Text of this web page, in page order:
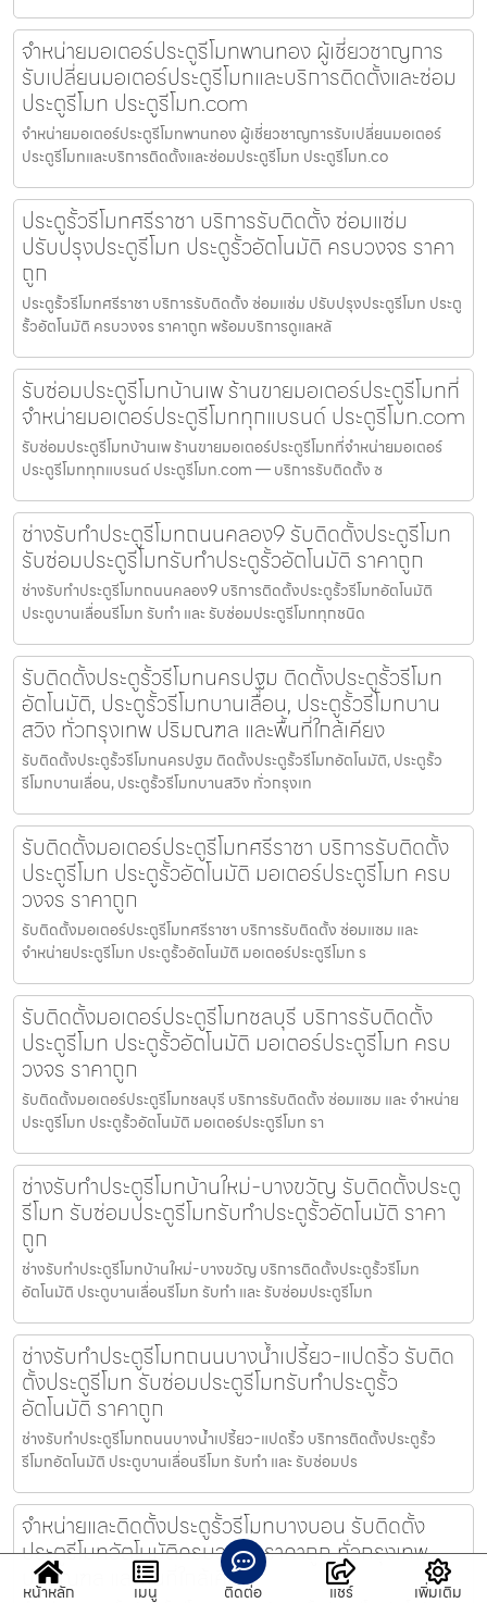
จำหน่ายมอเตอร์ประตูรีโมทพานทอง ผู้เชี่ยวชาญการ
รับเปลี่ยนมอเตอร์ประตูรีโมทและบริการติดตั้งและซ่อม
ประตูรีโมท ประตูรีโมท.com
จำหน่ายมอเตอร์ประตูรีโมทพานทอง ผู้เชี่ยวชาญการรับเปลี่ยนมอเตอร์
ประตูรีโมทและบริการติดตั้งและซ่อมประตูรีโมท ประตูรีโมท.co
ประตูรั้วรีโมทศรีราชา บริการรับติดตั้ง ซ่อมแซ่ม
ปรับปรุงประตูรีโมท ประตูรั้วอัตโนมัติ ครบวงจร ราคา
ถูก
ประตูรั้วรีโมทศรีราชา บริการรับติดตั้ง ซ่อมแซ่ม ปรับปรุงประตูรีโมท ประตู
รั้วอัตโนมัติ ครบวงจร ราคาถูก พร้อมบริการดูแลหลั
รับซ่อมประตูรีโมทบ้านเพ ร้านขายมอเตอร์ประตูรีโมทที่
จำหน่ายมอเตอร์ประตูรีโมททุกแบรนด์ ประตูรีโมท.com
รับซ่อมประตูรีโมทบ้านเพ ร้านขายมอเตอร์ประตูรีโมทที่จำหน่ายมอเตอร์
ประตูรีโมททุกแบรนด์ ประตูรีโมท.com — บริการรับติดตั้ง ซ
ช่างรับทำประตูรีโมทถนนคลอง9 รับติดตั้งประตูรีโมท
รับซ่อมประตูรีโมทรับทำประตูรั้วอัตโนมัติ ราคาถูก
ช่างรับทำประตูรีโมทถนนคลอง9 บริการติดตั้งประตูรั้วรีโมทอัตโนมัติ
ประตูบานเลื่อนรีโมท รับทำ และ รับซ่อมประตูรีโมททุกชนิด
รับติดตั้งประตูรั้วรีโมทนครปฐม ติดตั้งประตูรั้วรีโมท
อัตโนมัติ, ประตูรั้วรีโมทบานเลื่อน, ประตูรั้วรีโมทบาน
สวิง ทั่วกรุงเทพ ปริมณฑล และพื้นที่ใกล้เคียง
รับติดตั้งประตูรั้วรีโมทนครปฐม ติดตั้งประตูรั้วรีโมทอัตโนมัติ, ประตูรั้ว
รีโมทบานเลื่อน, ประตูรั้วรีโมทบานสวิง ทั่วกรุงเท
รับติดตั้งมอเตอร์ประตูรีโมทศรีราชา บริการรับติดตั้ง
ประตูรีโมท ประตูรั้วอัตโนมัติ มอเตอร์ประตูรีโมท ครบ
วงจร ราคาถูก
รับติดตั้งมอเตอร์ประตูรีโมทศรีราชา บริการรับติดตั้ง ซ่อมแซม และ
จำหน่ายประตูรีโมท ประตูรั้วอัตโนมัติ มอเตอร์ประตูรีโมท ร
รับติดตั้งมอเตอร์ประตูรีโมทชลบุรี บริการรับติดตั้ง
ประตูรีโมท ประตูรั้วอัตโนมัติ มอเตอร์ประตูรีโมท ครบ
วงจร ราคาถูก
รับติดตั้งมอเตอร์ประตูรีโมทชลบุรี บริการรับติดตั้ง ซ่อมแซม และ จำหน่าย
ประตูรีโมท ประตูรั้วอัตโนมัติ มอเตอร์ประตูรีโมท รา
ช่างรับทำประตูรีโมทบ้านใหม่-บางขวัญ รับติดตั้งประตู
รีโมท รับซ่อมประตูรีโมทรับทำประตูรั้วอัตโนมัติ ราคา
ถูก
ช่างรับทำประตูรีโมทบ้านใหม่-บางขวัญ บริการติดตั้งประตูรั้วรีโมท
อัตโนมัติ ประตูบานเลื่อนรีโมท รับทำ และ รับซ่อมประตูรีโมท
ช่างรับทำประตูรีโมทถนนบางน้ำเปรี้ยว-แปดริ้ว รับติด
ตั้งประตูรีโมท รับซ่อมประตูรีโมทรับทำประตูรั้ว
อัตโนมัติ ราคาถูก
ช่างรับทำประตูรีโมทถนนบางน้ำเปรี้ยว-แปดริ้ว บริการติดตั้งประตูรั้ว
รีโมทอัตโนมัติ ประตูบานเลื่อนรีโมท รับทำ และ รับซ่อมปร
จำหน่ายและติดตั้งประตูรั้วรีโมทบางบอน รับติดตั้ง
ประตูรีโมทอัตโนมัติครบวงจร ราคาถูก ทั่วกรุงเทพ
ปริมณฑล และพื้นที่ใกล้เคียง
หน้าหลัก เมนู ติดต่อ แชร์ เพิ่มเติม